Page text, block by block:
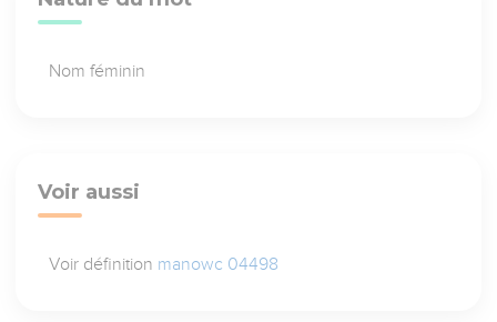
Nom féminin
Voir aussi
Voir définition manowc 04498